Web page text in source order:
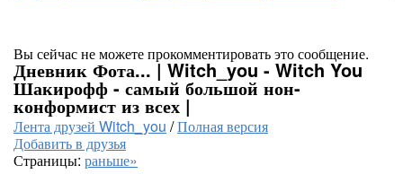
Вы сейчас не можете прокомментировать это сообщение.
Дневник Фота... | Witch_you - Witch You
Шакирофф - самый большой нон-
конформист из всех |
Лента друзей Witch_you /Полная версия
Добавить в друзья
Страницы: раньше»